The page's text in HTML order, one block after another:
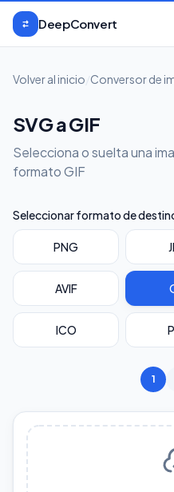
Saltar al contenido
DeepConvert
Volver al inicio Conversor de
SVG a GIF
Selecciona o suelta una
formato GIF
Seleccionar formato de
PNG
AVIF
ICO
1